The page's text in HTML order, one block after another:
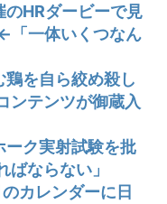
HRダービーで見
「一体いくつなん
を自ら絞め殺し
ンテンツが御蔵入
ーク実射試験を批
ならない」
カレンダーに日